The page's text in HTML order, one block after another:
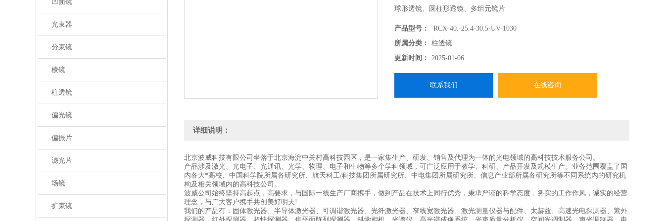
凹面镜
光束器
分束镜
棱镜
柱透镜
偏光镜
偏振片
滤光片
场镜
扩束镜
球形透镜、圆柱形透镜、多组元镜片
支持各种定制化需求 CVI柱透镜
--------------------------
北京波威科技作为CVI Laser Optics在中国、香港、中国台湾地区的总代，提
产品型号：
RCX-40.-25.4-30.5-UV-1030
所属分类：
柱透镜
更新时间：
2025-01-06
联系我们 在线咨询
详细说明：
北京波威科技有限公司坐落于北京海淀中关村高科技园区，是一家集生产、研发、销售及代理为一体的光电领域的高科技技术服务公司。
产品涉及激光、光电子、光通讯、光学、物理、电子和生物等多个学科领域，可广泛应用于教学、科研、产品开发及规模生产。业务范围覆盖了国
内各大*高校、中国科学院所属各研究所、航天科工/科技集团所属研究所、中电集团所属研究所、信息产业部所属各研究所等不同系统内的研究机
构及相关领域内的高科技公司。
波威公司始终坚持高起点，高要求，与国际一线生产厂商携手，做到产品在技术上同行优秀，秉承严谨的科学态度，务实的工作作风，诚实的经营
理念，与广大客户携手共创美好明天!
我们的产品有：固体激光器、半导体激光器、可调谐激光器、光纤激光器、窄线宽激光器、激光测量仪器与配件、太赫兹、高速光电探测器、紫外